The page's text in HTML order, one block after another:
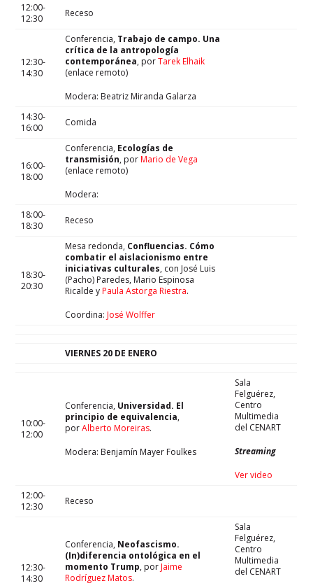
12:00-
12:30
Receso
12:30-
14:30
Conferencia, Trabajo de campo. Una
crítica de la antropología
contemporánea, porTarek Elhaik
(enlace remoto)
Modera: Beatriz Miranda Galarza
14:30-
16:00
Comida
16:00-
18:00
Conferencia, Ecologías de
transmisión, porMario de Vega
(enlace remoto)
Modera:
18:00-
18:30
Receso
18:30-
20:30
Mesa redonda, Confluencias. Cómo
combatir el aislacionismo entre
iniciativas culturales, con José Luis
(Pacho) Paredes, Mario Espinosa
Ricalde yPaula Astorga Riestra.
Coordina: José Wolffer
VIERNES 20 DE ENERO
10:00-
12:00
Conferencia, Universidad. El
principio de equivalencia,
porAlberto Moreiras.
Modera: Benjamín Mayer Foulkes
Sala
Felguérez,
Centro
Multimedia
del CENART
Streaming
Ver video
12:00-
12:30
Receso
12:30-
14:30
Conferencia, Neofascismo.
(In)diferencia ontológica en el
momento Trump, porJaime
Rodríguez Matos.
Sala
Felguérez,
Centro
Multimedia
del CENART